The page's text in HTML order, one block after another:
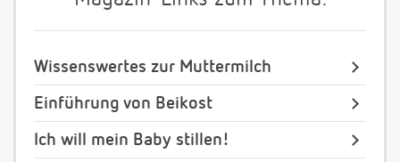
Wissenswertes zur Muttermilch
Einführung von Beikost
Ich will mein Baby stillen!